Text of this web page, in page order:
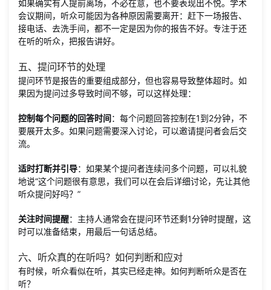
如果确实有人提前离场，不必在意，也不要表现出不悦。学术
会议期间，听众可能因为各种原因需要离开：赶下一场报告、
接电话、去洗手间，都不一定是因为你的报告不好。专注于还
在听的听众，把报告讲好。
五、提问环节的处理
提问环节是报告的重要组成部分，但也容易导致整体超时。如
果因为提问过多导致时间不够，可以这样处理：
控制每个问题的回答时间：每个问题回答控制在1到2分钟，不
要展开太多。如果问题需要深入讨论，可以邀请提问者会后交
流。
适时打断并引导：如果某个提问者连续问多个问题，可以礼貌
地说“这个问题很有意思，我们可以在会后详细讨论，先让其他
听众提问好吗？”
关注时间提醒：主持人通常会在提问环节还剩1分钟时提醒，这
时可以准备结束，用最后一句话总结。
六、听众真的在听吗？如何判断和应对
有时候，听众看似在听，其实已经走神。如何判断听众是否在
听？